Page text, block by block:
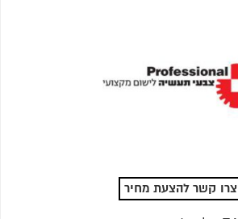
צרו קשר להצעת מחיר